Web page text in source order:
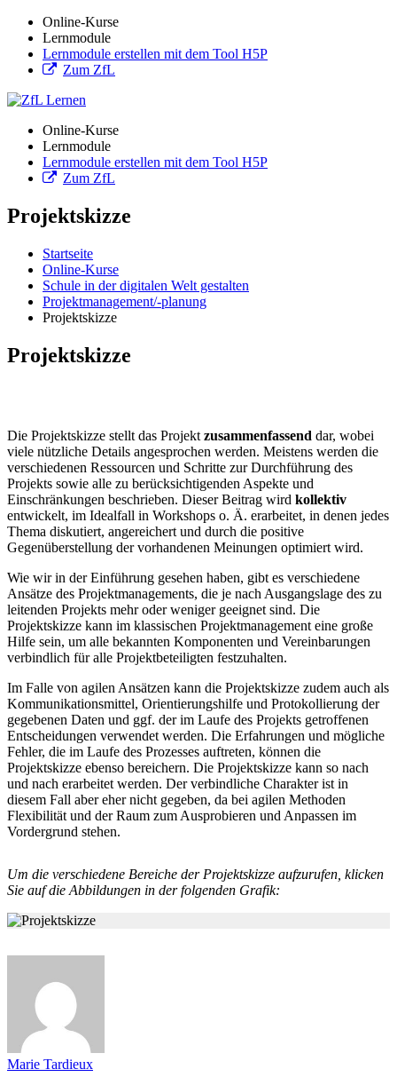
Online-Kurse
Lernmodule
Lernmodule erstellen mit dem Tool H5P
Zum ZfL
Online-Kurse
Lernmodule
Lernmodule erstellen mit dem Tool H5P
Zum ZfL
Projektskizze
Startseite
Online-Kurse
Schule in der digitalen Welt gestalten
Projektmanagement/-planung
Projektskizze
Projektskizze
Die Projektskizze stellt das Projekt zusammenfassend dar, wobei
viele nützliche Details angesprochen werden. Meistens werden die
verschiedenen Ressourcen und Schritte zur Durchführung des
Projekts sowie alle zu berücksichtigenden Aspekte und
Einschränkungen beschrieben. Dieser Beitrag wird kollektiv
entwickelt, im Idealfall in Workshops o. Ä. erarbeitet, in denen jedes
Thema diskutiert, angereichert und durch die positive
Gegenüberstellung der vorhandenen Meinungen optimiert wird.
Wie wir in der Einführung gesehen haben, gibt es verschiedene
Ansätze des Projektmanagements, die je nach Ausgangslage des zu
leitenden Projekts mehr oder weniger geeignet sind. Die
Projektskizze kann im klassischen Projektmanagement eine große
Hilfe sein, um alle bekannten Komponenten und Vereinbarungen
verbindlich für alle Projektbeteiligten festzuhalten.
Im Falle von agilen Ansätzen kann die Projektskizze zudem auch als
Kommunikationsmittel, Orientierungshilfe und Protokollierung der
gegebenen Daten und ggf. der im Laufe des Projekts getroffenen
Entscheidungen verwendet werden. ​​​​​​​Die Erfahrungen und mögliche
Fehler, die im Laufe des Prozesses auftreten, können die
Projektskizze ebenso bereichern. Die Projektskizze kann so nach
und nach erarbeitet werden. ​​​​​​​Der verbindliche Charakter ist in
diesem Fall aber eher nicht gegeben, da bei agilen Methoden
Flexibilität und der Raum zum Ausprobieren und Anpassen im
Vordergrund stehen.
Um die verschiedene Bereiche der Projektskizze aufzurufen, klicken
Sie auf die Abbildungen in der folgenden Grafik:
Marie Tardieux